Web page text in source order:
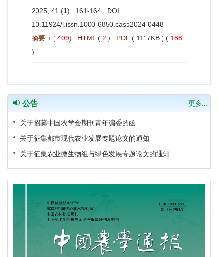
2025, 41 (1): 161-164. DOI:
10.11924/j.issn.1000-6850.casb2024-0448
摘要 + ( 409) HTML ( 2 ) PDF ( 1117KB ) ( 188
)
公告 更多...
关于招募中国农学会期刊青年编委的函
关于征集都市现代农业发展专题论文的通知
关于征集农业微生物组与绿色发展专题论文的通知